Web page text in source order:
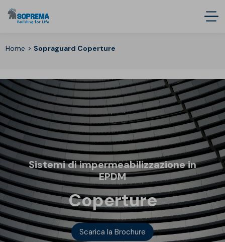
Home > Sopraguard Coperture
Sistemi di impermeabilizzazione in
EPDM
Coperture
Scarica la Brochure